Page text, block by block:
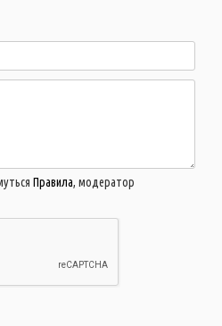
Правила, модератор